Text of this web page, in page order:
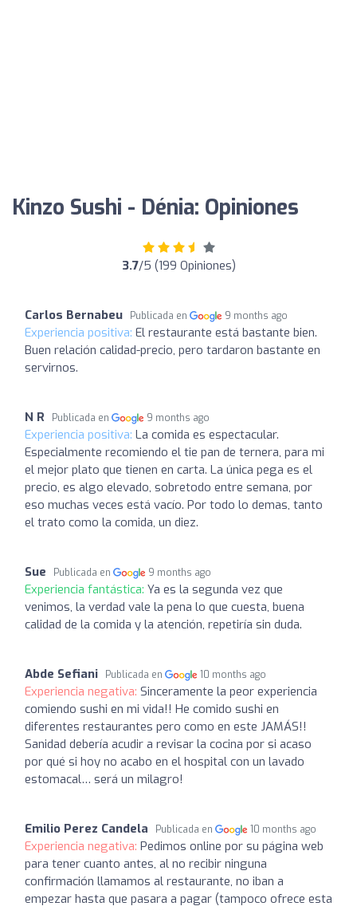
Kinzo Sushi - Dénia: Opiniones
3.7/5 (199 Opiniones)
Carlos Bernabeu Publicada en 9 months ago
Experiencia positiva: El restaurante está bastante bien.
Buen relación calidad-precio, pero tardaron bastante en
servirnos.
N R Publicada en 9 months ago
Experiencia positiva: La comida es espectacular.
Especialmente recomiendo el tie pan de ternera, para mi
el mejor plato que tienen en carta. La única pega es el
precio, es algo elevado, sobretodo entre semana, por
eso muchas veces está vacío. Por todo lo demas, tanto
el trato como la comida, un diez.
Sue Publicada en 9 months ago
Experiencia fantástica: Ya es la segunda vez que
venimos, la verdad vale la pena lo que cuesta, buena
calidad de la comida y la atención, repetiría sin duda.
Abde Sefiani Publicada en 10 months ago
Experiencia negativa: Sinceramente la peor experiencia
comiendo sushi en mi vida!! He comido sushi en
diferentes restaurantes pero como en este JAMÁS!!
Sanidad debería acudir a revisar la cocina por si acaso
por qué si hoy no acabo en el hospital con un lavado
estomacal… será un milagro!
Emilio Perez Candela Publicada en 10 months ago
Experiencia negativa: Pedimos online por su página web
para tener cuanto antes, al no recibir ninguna
confirmación llamamos al restaurante, no iban a
empezar hasta que pasara a pagar (tampoco ofrece esta